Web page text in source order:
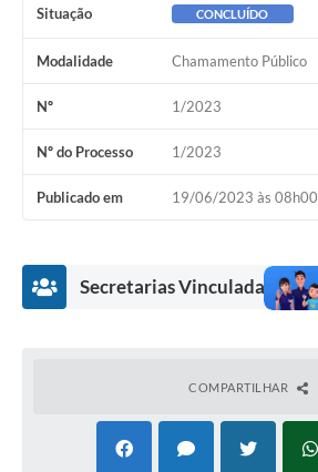
Situação CONCLUÍDO
Modalidade Chamamento Público
Nº 1/2023
Nº do Processo 1/2023
Publicado em 19/06/2023 às 08h00
Secretarias Vinculadas
COMPARTILHAR